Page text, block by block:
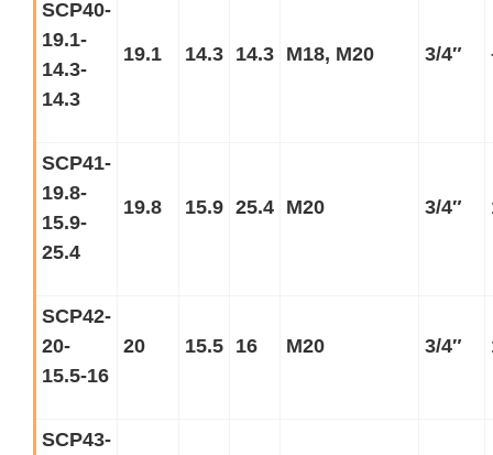
SCP40-
19.1-
14.3-
14.3
19.1 14.3 14.3 M18, M20 3/4″
SCP41-
19.8-
15.9-
25.4
19.8 15.9 25.4 M20 3/4″
SCP42-
20-
15.5-16
20 15.5 16 M20 3/4″
SCP43-